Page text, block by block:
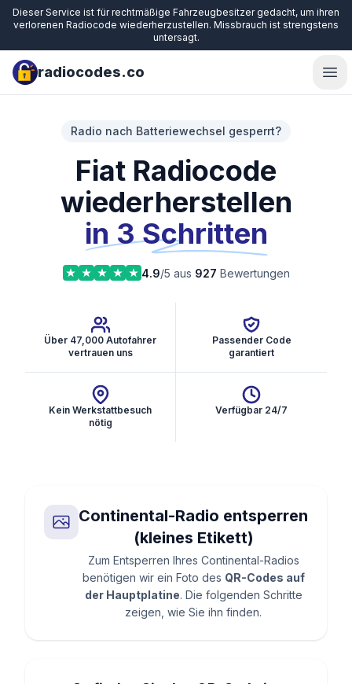
Dieser Service ist für rechtmäßige Fahrzeugbesitzer gedacht, um ihren
verlorenen Radiocode wiederherzustellen. Missbrauch ist strengstens
untersagt.
radiocodes.co
Radio nach Batteriewechsel gesperrt?
Fiat Radiocode
wiederherstellen
in 3 Schritten
4.9/5 aus 927 Bewertungen
Über 47,000 Autofahrer
vertrauen uns
Passender Code
garantiert
Kein Werkstattbesuch
nötig
Verfügbar 24/7
Continental-Radio entsperren
(kleines Etikett)
Zum Entsperren Ihres Continental-Radios
benötigen wir ein Foto des QR-Codes auf
der Hauptplatine. Die folgenden Schritte
zeigen, wie Sie ihn finden.